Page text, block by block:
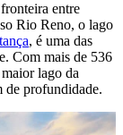
entre
Rio Reno, o lago
, é uma das
Com mais de 536
lago da
de profundidade.